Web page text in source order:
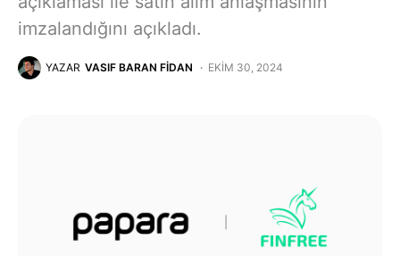
imzalandığını açıkladı.
YAZAR VASIF BARAN FIDAN EKIM 30, 2024